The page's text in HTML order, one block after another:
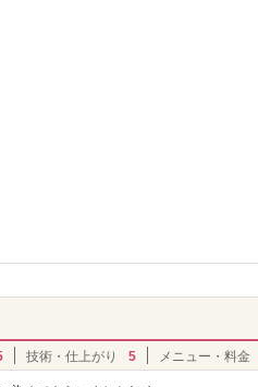
技術・仕上がり 5 メニュー・料金